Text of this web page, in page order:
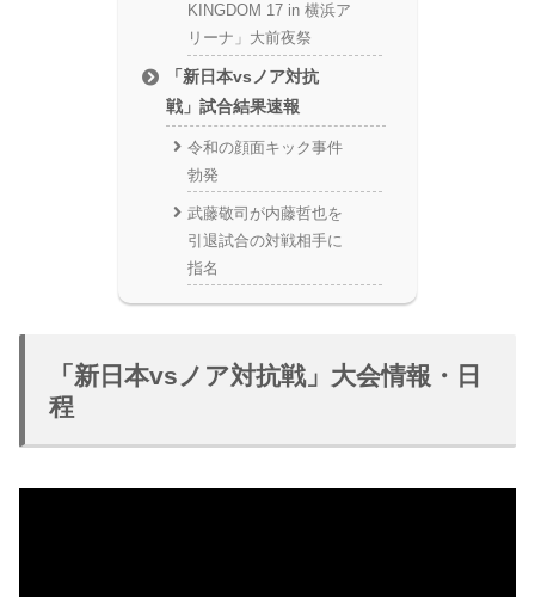
KINGDOM 17 in 横浜ア
リーナ」大前夜祭
「新日本vsノア対抗
戦」試合結果速報
令和の顔面キック事件
勃発
武藤敬司が内藤哲也を
引退試合の対戦相手に
指名
「新日本vsノア対抗戦」大会情報・日
程